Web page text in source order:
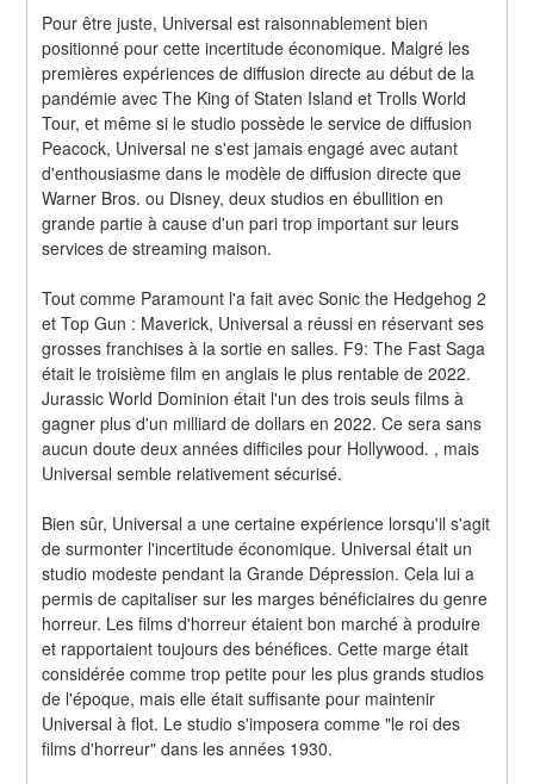
Pour être juste, Universal est raisonnablement bien
positionné pour cette incertitude économique. Malgré les
premières expériences de diffusion directe au début de la
pandémie avec The King of Staten Island et Trolls World
Tour, et même si le studio possède le service de diffusion
Peacock, Universal ne s'est jamais engagé avec autant
d'enthousiasme dans le modèle de diffusion directe que
Warner Bros. ou Disney, deux studios en ébullition en
grande partie à cause d'un pari trop important sur leurs
services de streaming maison.
Tout comme Paramount l'a fait avec Sonic the Hedgehog 2
et Top Gun : Maverick, Universal a réussi en réservant ses
grosses franchises à la sortie en salles. F9: The Fast Saga
était le troisième film en anglais le plus rentable de 2022.
Jurassic World Dominion était l'un des trois seuls films à
gagner plus d'un milliard de dollars en 2022. Ce sera sans
aucun doute deux années difficiles pour Hollywood. , mais
Universal semble relativement sécurisé.
Bien sûr, Universal a une certaine expérience lorsqu'il s'agit
de surmonter l'incertitude économique. Universal était un
studio modeste pendant la Grande Dépression. Cela lui a
permis de capitaliser sur les marges bénéficiaires du genre
horreur. Les films d'horreur étaient bon marché à produire
et rapportaient toujours des bénéfices. Cette marge était
considérée comme trop petite pour les plus grands studios
de l'époque, mais elle était suffisante pour maintenir
Universal à flot. Le studio s'imposera comme "le roi des
films d'horreur" dans les années 1930.